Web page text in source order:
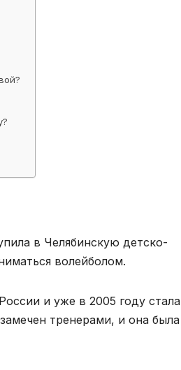
в Челябинскую детско-
волейболом.
и уже в 2005 году стала
тренерами, и она была